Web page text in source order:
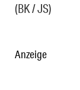
(BK / JS)
Anzeige